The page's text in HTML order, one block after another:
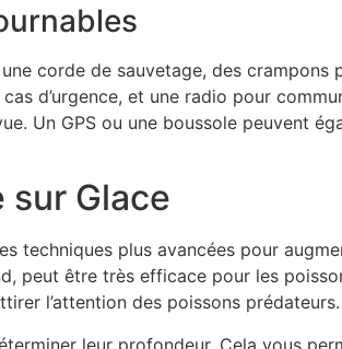
corde de sauvetage, des crampons
d’urgence, et une radio pour
Un GPS ou une boussole peuvent
sur Glace
techniques plus avancées pour
peut être très efficace pour les
l’attention des poissons prédateurs.
leur profondeur. Cela vous